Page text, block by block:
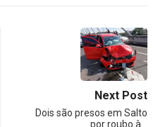
Next Post
Dois são presos em Salto
por roubo à…